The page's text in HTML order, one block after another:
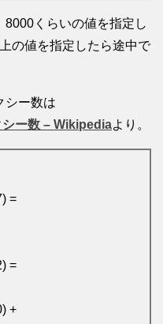
8000くらいの値を指定し
の値を指定したら途中で
シー数は
シー数 – Wikipediaより。
=
=
+